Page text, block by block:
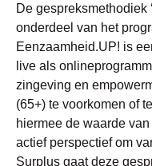
De gespreksmethodiek
onderdeel van het
Eenzaamheid.UP! is
live als
zingeving en
(65+) te voorkomen of
hiermee de waarde
actief perspectief om
Surplus gaat deze